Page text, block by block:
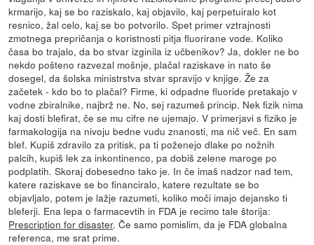
krmarijo, kaj se bo raziskalo, kaj objavilo, kaj perpetuiralo kot
resnico, žal celo, kaj se bo potvorilo. Spet primer vztrajnosti
zmotnega prepričanja o koristnosti pitja fluorirane vode. Koliko
časa bo trajalo, da bo stvar izginila iz učbenikov? Ja, dokler ne bo
nekdo pošteno razvezal mošnje, plačal raziskave in nato še
dosegel, da šolska ministrstva stvar spravijo v knjige. Že za
začetek - kdo bo to plačal? Firme, ki odpadne fluoride pretakajo v
vodne zbiralnike, najbrž ne. No, sej razumeš princip. Nek fizik nima
kaj dosti blefirat, če se mu cifre ne ujemajo. V primerjavi s fiziko je
farmakologija na nivoju bedne vudu znanosti, ma nič več. En sam
blef. Kupiš zdravilo za pritisk, pa ti poženejo dlake po nožnih
palcih, kupiš lek za inkontinenco, pa dobiš zelene maroge po
podplatih. Skoraj dobesedno tako je. In če imaš nadzor nad tem,
katere raziskave se bo financiralo, katere rezultate se bo
objavljalo, potem je lažje razumeti, koliko moči imajo dejansko ti
bleferji. Ena lepa o farmacevtih in FDA je recimo tale štorija:
Prescription for disaster. Če samo pomislim, da je FDA globalna
referenca, me srat prime.